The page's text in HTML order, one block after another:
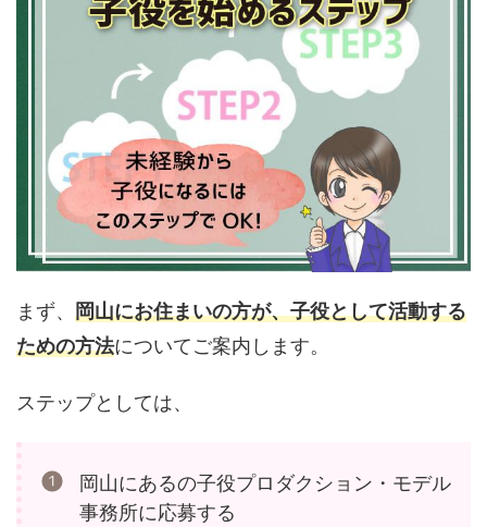
まず、 岡山にお住まいの方が、子役として活動する
ための方法についてご案内します。
ステップとしては、
岡山にあるの子役プロダクション・モデル
事務所に応募する